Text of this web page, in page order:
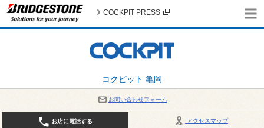
コクピット 亀岡
COCKPIT PRESS
お問い合わせフォーム
アクセスマップ
お店に電話する